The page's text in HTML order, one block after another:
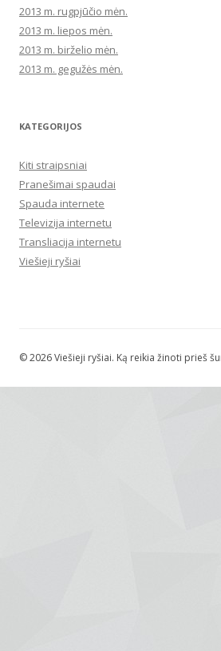
2013 m. rugpjūčio mėn.
2013 m. liepos mėn.
2013 m. birželio mėn.
2013 m. gegužės mėn.
KATEGORIJOS
Kiti straipsniai
Pranešimai spaudai
Spauda internete
Televizija internetu
Transliacija internetu
Viešieji ryšiai
© 2026 Viešieji ryšiai. Ką reikia žinoti prieš